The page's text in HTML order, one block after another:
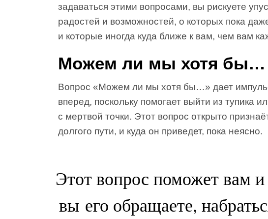
задаваться этими вопросами, вы рискуете
радостей и возможностей, о которых пока
и которые иногда куда ближе к вам, чем вам
Можем ли мы хотя бы…
Вопрос «Можем ли мы хотя бы…» дает
вперед, поскольку помогает выйти из тупика
с мертвой точки. Этот вопрос открыто
долгого пути, и куда он приведет, пока неясно.
Этот вопрос поможет вам
вы его обращаете,